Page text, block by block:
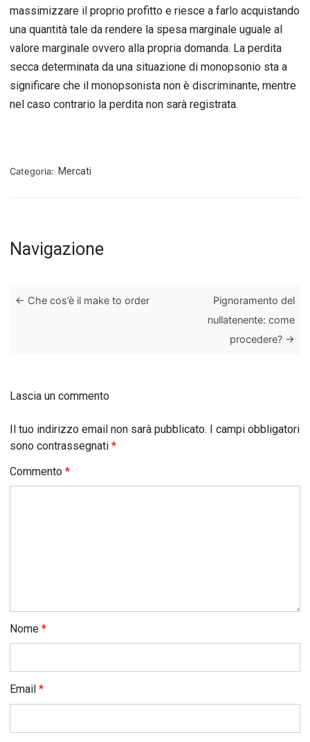
massimizzare il proprio profitto e riesce a farlo acquistando
una quantità tale da rendere la spesa marginale uguale al
valore marginale ovvero alla propria domanda. La perdita
secca determinata da una situazione di monopsonio sta a
significare che il monopsonista non è discriminante, mentre
nel caso contrario la perdita non sarà registrata.
Categoria: Mercati
Navigazione
← Che cos’è il make to order
Pignoramento del
nullatenente: come
procedere? →
Lascia un commento
Il tuo indirizzo email non sarà pubblicato. I campi obbligatori
sono contrassegnati *
Commento *
Nome *
Email *